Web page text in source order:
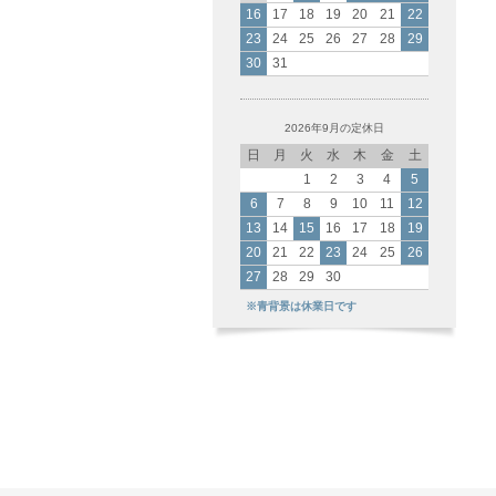
16 17 18 19 20 21
22
23
24 25 26 27 28
29
30
31
2026年9月の定休日
日 月 火 水 木 金
土
1
2 3 4
5
6
7 8 9 10 11
12
13
14 15 16 17 18
19
20
21 22 23 24 25
26
27
28 29 30
※青背景は休業日です